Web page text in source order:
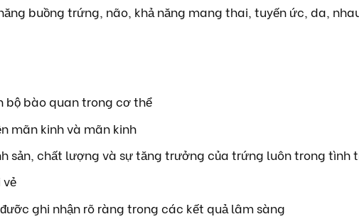
buồng trứng, não, khả năng mang thai, tuyến ức, da,
bộ bào quan trong cơ thể
mãn kinh và mãn kinh
sản, chất lượng và sự tăng trưởng của trứng luôn trong tình
ghi nhận rõ ràng trong các kết quả lâm sàng